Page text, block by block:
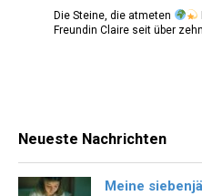
Die Steine, die atmeten
Freundin Claire seit über zehn
Neueste Nachrichten
Meine